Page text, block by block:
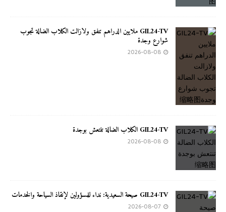
GIL24-TV ملايين الدراهم تنفق ولازالت الكلاب الضالة تجوب
شوارع وجدة
2026-08-08
GIL24-TV الكلاب الضالة تنتعش بوجدة
2026-08-08
GIL24-TV صيحة السعيدية: نداء للمسؤولين لإنقاذ السياحة والخدمات
2026-08-07